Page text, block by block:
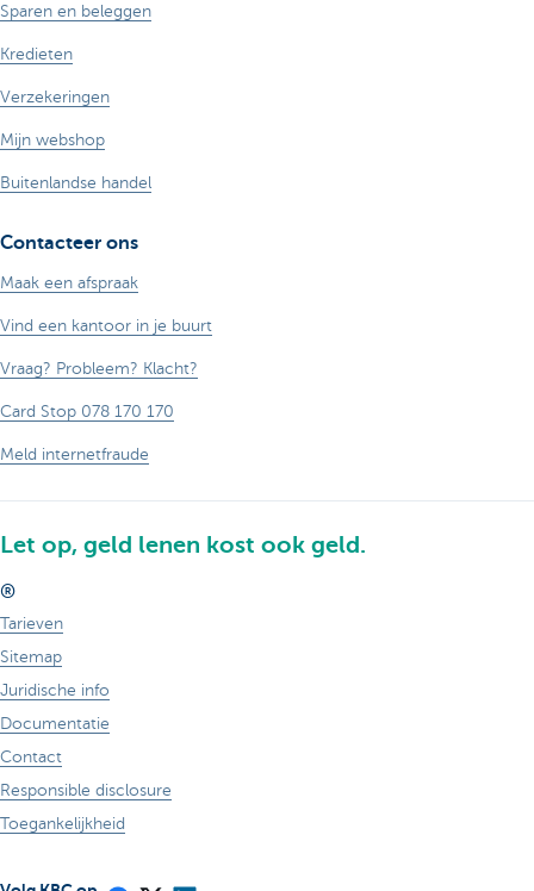
Sparen en beleggen
Kredieten
Verzekeringen
Mijn webshop
Buitenlandse handel
Contacteer ons
Maak een afspraak
Vind een kantoor in je buurt
Vraag? Probleem? Klacht?
Card Stop 078 170 170
Meld internetfraude
Let op, geld lenen kost ook geld.
®
Tarieven
Sitemap
Juridische info
Documentatie
Contact
Responsible disclosure
Toegankelijkheid